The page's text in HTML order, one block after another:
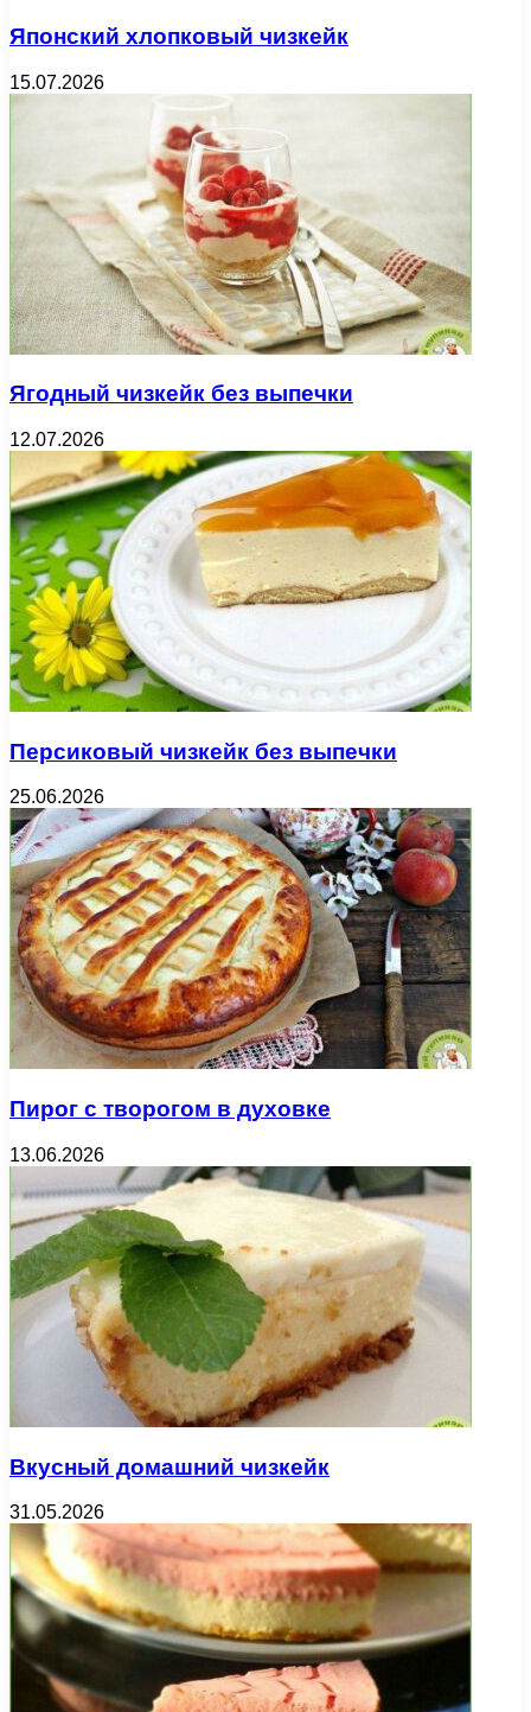
Японский хлопковый чизкейк
15.07.2026
Ягодный чизкейк без выпечки
12.07.2026
Персиковый чизкейк без выпечки
25.06.2026
Пирог с творогом в духовке
13.06.2026
Вкусный домашний чизкейк
31.05.2026